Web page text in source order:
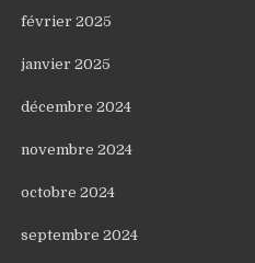
février 2025
janvier 2025
décembre 2024
novembre 2024
octobre 2024
septembre 2024